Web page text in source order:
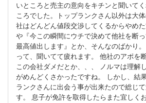
いところと売主の意向をキチンと聞いて
ころでした。トップランクさん以外は大
社はどんどん値段交渉してくるからやめた
や『今この瞬間にウチで決めて他社を断
最高値出します』とか、そんなのばかり
って、聞いてて疲れます。 他社のアポを
この会社ダメだとか、、、 ノルマは理解
がめんどくさかったですね。 しかし、結
ランクさんに出会う事が出来たので総じ
す。 息子が免許を取得したらまた宜しく